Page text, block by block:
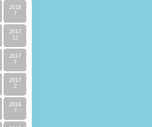
2018
7
2017
12
2017
7
2017
2
2016
7